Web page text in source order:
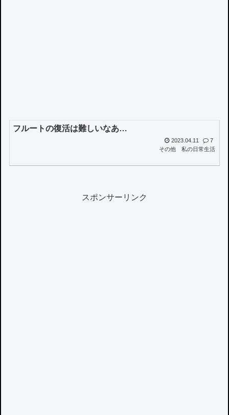
フルートの復活は難しいなあ…
2023.04.11
7
その他
私の日常生活
スポンサーリンク